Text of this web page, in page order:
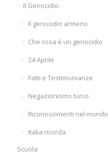
Il Genocidio
Il genocidio armeno
Che cosa è un genocidio
24 Aprile
Fatti e Testimonianze
Negazionismo turco
Riconoscimenti nel mondo
Italia ricorda
Scuola